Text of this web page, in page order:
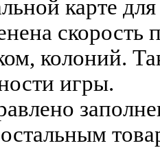
карте
скорость
колоний.
игры.